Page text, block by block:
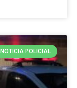
NOTICIA POLICIAL